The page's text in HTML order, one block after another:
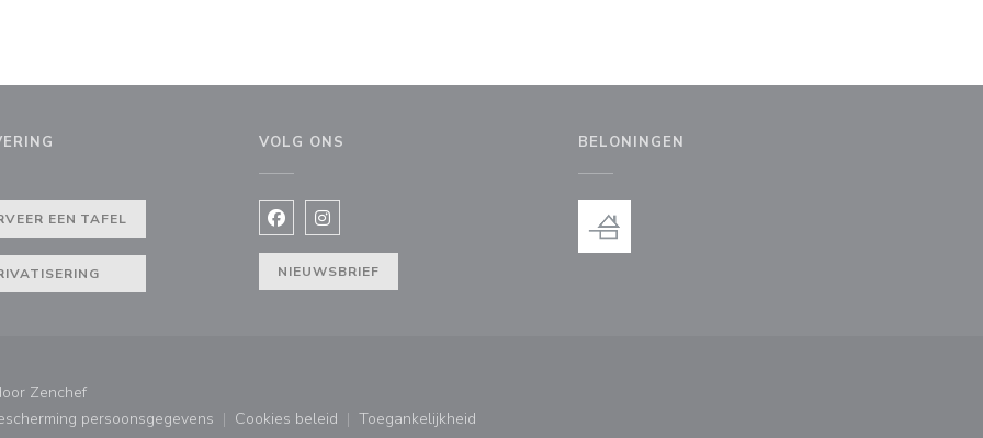
EEN TAFEL
VOLG ONS
Facebook ((opent in een nieuw venster))
Instagram ((opent in een nieuw venster))
NIEUWSBRIEF
BELONINGEN
Zenchef((opent in een nieuw venster))
persoonsgegevens
((opent in een nieuw venster))
Cookies beleid
((opent in een nieuw venster))
Toegankelijkheid
((opent in een nieuw venster))